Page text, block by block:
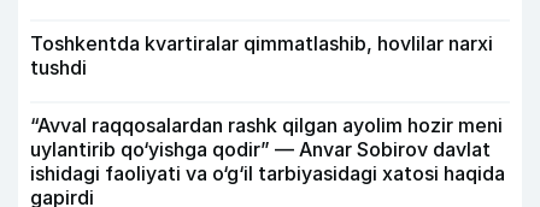
Toshkentda kvartiralar qimmatlashib, hovlilar narxi
tushdi
“Avval raqqosalardan rashk qilgan ayolim hozir meni
uylantirib qo‘yishga qodir” — Anvar Sobirov davlat
ishidagi faoliyati va o‘g‘il tarbiyasidagi xatosi haqida
gapirdi